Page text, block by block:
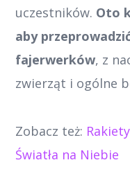
uczestników. Oto
aby
fajerwerków, z
zwierząt i ogólne
Zobacz też:
Światła na Niebie